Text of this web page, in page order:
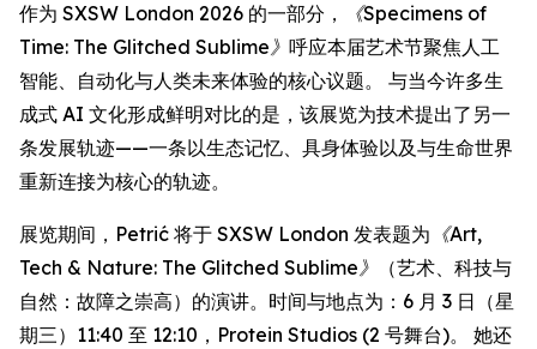
作为 SXSW London 2026 的一部分，
《Specimens of
Time: The Glitched Sublime》 呼应本届艺术节聚焦人工
智能、自动化与人类未来体验的核心议题。 与当今许多生
成式 AI 文化形成鲜明对比的是，该展览为技术提出了另一
条发展轨迹——一条以生态记忆、具身体验以及与生命世界
重新连接为核心的轨迹。
展览期间，Petrić 将于 SXSW London 发表题为 《Art,
Tech & Nature: The Glitched Sublime》
（艺术、科技与
自然：故障之崇高）的演讲。时间与地点为：6 月 3 日（星
期三）11:40 至 12:10，Protein Studios (2 号舞台)。 她还